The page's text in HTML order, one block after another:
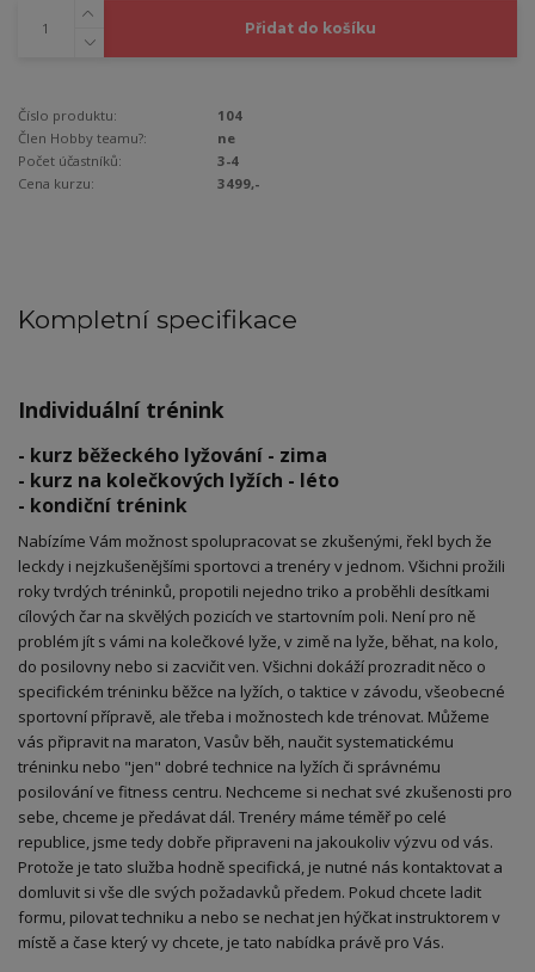
Přidat do košíku
Číslo produktu:
104
Člen Hobby teamu?:
ne
Počet účastníků:
3-4
Cena kurzu:
3499,-
Kompletní specifikace
Individuální trénink
- kurz běžeckého lyžování - zima
- kurz na kolečkových lyžích - léto
- kondiční trénink
Nabízíme Vám možnost spolupracovat se zkušenými, řekl bych že
leckdy i nejzkušenějšími sportovci a trenéry v jednom. Všichni prožili
roky tvrdých tréninků, propotili nejedno triko a proběhli desítkami
cílových čar na skvělých pozicích ve startovním poli. Není pro ně
problém jít s vámi na kolečkové lyže, v zimě na lyže, běhat, na kolo,
do posilovny nebo si zacvičit ven. Všichni dokáží prozradit něco o
specifickém tréninku běžce na lyžích, o taktice v závodu, všeobecné
sportovní přípravě, ale třeba i možnostech kde trénovat. Můžeme
vás připravit na maraton, Vasův běh, naučit systematickému
tréninku nebo "jen" dobré technice na lyžích či správnému
posilování ve fitness centru. Nechceme si nechat své zkušenosti pro
sebe, chceme je předávat dál. Trenéry máme téměř po celé
republice, jsme tedy dobře připraveni na jakoukoliv výzvu od vás.
Protože je tato služba hodně specifická, je nutné nás kontaktovat a
domluvit si vše dle svých požadavků předem. Pokud chcete ladit
formu, pilovat techniku a nebo se nechat jen hýčkat instruktorem v
místě a čase který vy chcete, je tato nabídka právě pro Vás.